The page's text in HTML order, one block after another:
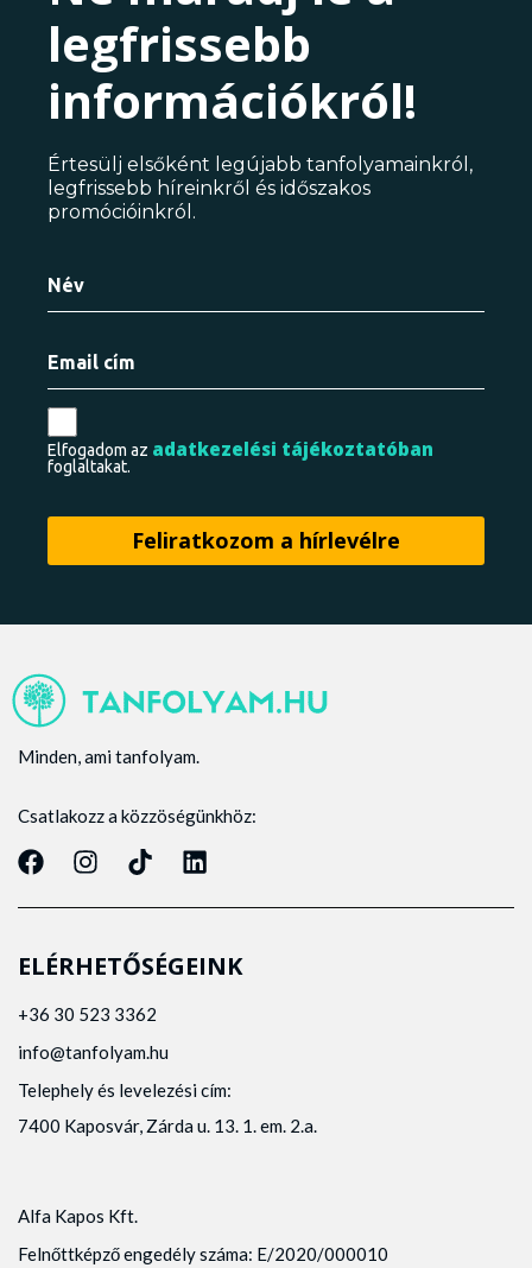
legfrissebb
információkról!
Értesülj elsőként legújabb tanfolyamainkról,
legfrissebb híreinkről és időszakos
promócióinkról.
Elfogadom az adatkezelési tájékoztatóban
foglaltakat.
Minden, ami tanfolyam.
Csatlakozz a közzöségünkhöz:
ELÉRHETŐSÉGEINK
+36 30 523 3362
info@tanfolyam.hu
Telephely és levelezési cím:
7400 Kaposvár, Zárda u. 13. 1. em. 2.a.
Alfa Kapos Kft.
Felnőttképző engedély száma: E/2020/000010